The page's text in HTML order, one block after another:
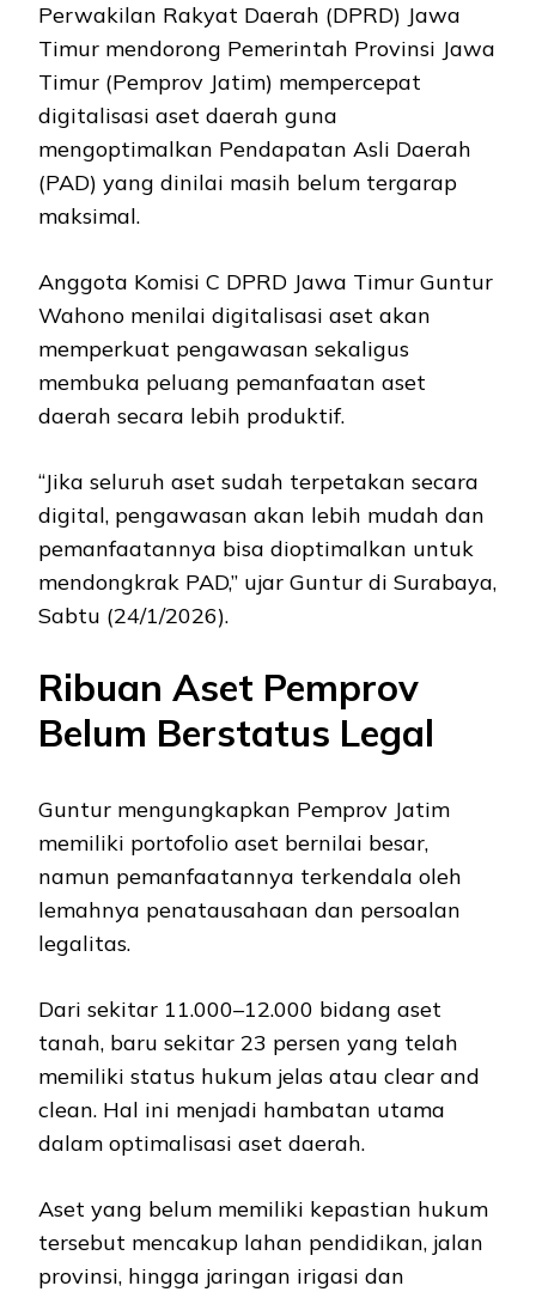
Perwakilan Rakyat Daerah (DPRD) Jawa
Timur mendorong Pemerintah Provinsi Jawa
Timur (Pemprov Jatim) mempercepat
digitalisasi aset daerah guna
mengoptimalkan Pendapatan Asli Daerah
(PAD) yang dinilai masih belum tergarap
maksimal.
Anggota Komisi C DPRD Jawa Timur Guntur
Wahono menilai digitalisasi aset akan
memperkuat pengawasan sekaligus
membuka peluang pemanfaatan aset
daerah secara lebih produktif.
“Jika seluruh aset sudah terpetakan secara
digital, pengawasan akan lebih mudah dan
pemanfaatannya bisa dioptimalkan untuk
mendongkrak PAD,” ujar Guntur di Surabaya,
Sabtu (24/1/2026).
Ribuan Aset Pemprov
Belum Berstatus Legal
Guntur mengungkapkan Pemprov Jatim
memiliki portofolio aset bernilai besar,
namun pemanfaatannya terkendala oleh
lemahnya penatausahaan dan persoalan
legalitas.
Dari sekitar 11.000–12.000 bidang aset
tanah, baru sekitar 23 persen yang telah
memiliki status hukum jelas atau clear and
clean. Hal ini menjadi hambatan utama
dalam optimalisasi aset daerah.
Aset yang belum memiliki kepastian hukum
tersebut mencakup lahan pendidikan, jalan
provinsi, hingga jaringan irigasi dan